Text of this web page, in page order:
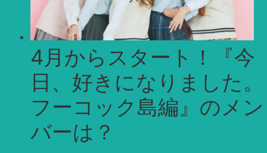
4月からスタート！『今
日、好きになりました。
フーコック島編』のメン
バーは？